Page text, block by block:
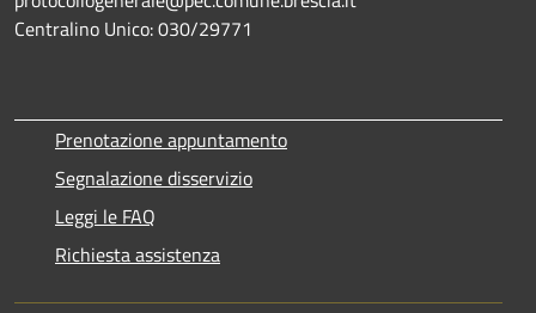
Centralino Unico: 030/29771
Prenotazione appuntamento
Segnalazione disservizio
Leggi le FAQ
Richiesta assistenza